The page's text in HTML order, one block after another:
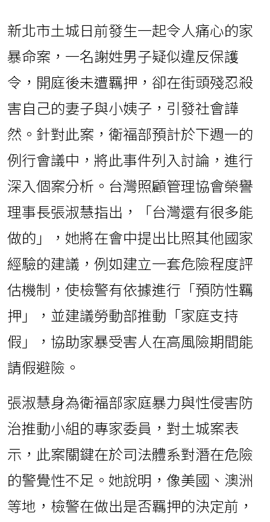
新北市土城日前發生一起令人痛心的家
暴命案，一名謝姓男子疑似違反保護
令，開庭後未遭羈押，卻在街頭殘忍殺
害自己的妻子與小姨子，引發社會譁
然。針對此案，衛福部預計於下週一的
例行會議中，將此事件列入討論，進行
深入個案分析。台灣照顧管理協會榮譽
理事長張淑慧指出，「台灣還有很多能
做的」，她將在會中提出比照其他國家
經驗的建議，例如建立一套危險程度評
估機制，使檢警有依據進行「預防性羈
押」，並建議勞動部推動「家庭支持
假」，協助家暴受害人在高風險期間能
請假避險。
張淑慧身為衛福部家庭暴力與性侵害防
治推動小組的專家委員，對土城案表
示，此案關鍵在於司法體系對潛在危險
的警覺性不足。她說明，像美國、澳洲
等地，檢警在做出是否羈押的決定前，